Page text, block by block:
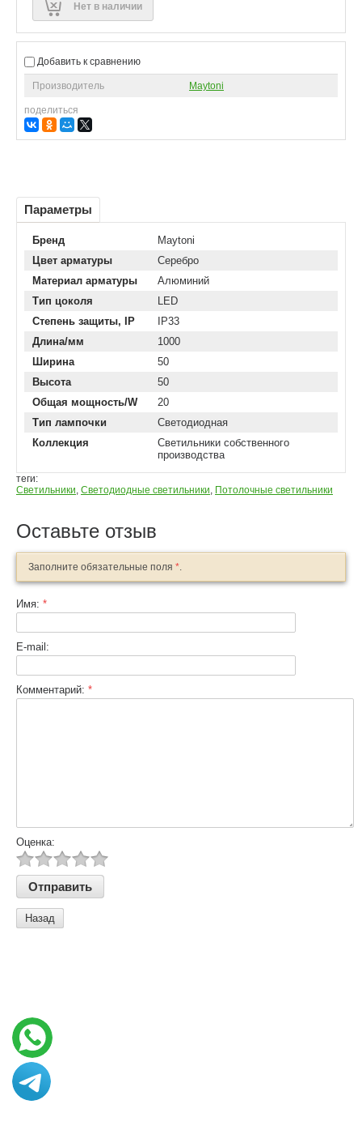
Нет в наличии
Добавить к сравнению
Производитель Maytoni
поделиться
Параметры
Бренд
Maytoni
Цвет арматуры
Серебро
Материал арматуры
Алюминий
Тип цоколя
LED
Степень защиты, IP
IP33
Длина/мм
1000
Ширина
50
Высота
50
Общая мощность/W
20
Тип лампочки
Светодиодная
Коллекция
Светильники собственного
производства
теги:
Светильники, Светодиодные светильники, Потолочные светильники
Оставьте отзыв
Заполните обязательные поля *.
Имя: *
E-mail:
Комментарий: *
Оценка:
Назад